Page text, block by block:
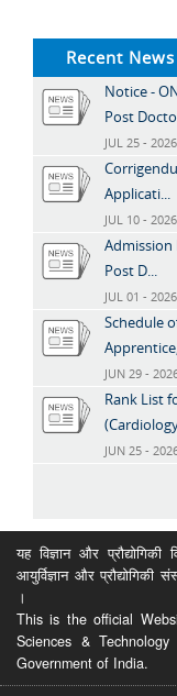
Recent News
Notice -
Post
JUL 25 - 2026
Applicati...
JUL 10 - 2026
Admission
Post D...
JUL 01 - 2026
Schedule
JUN 29 -
Rank List
JUN 25 -
यह विज्ञान और
आयुर्विज्ञान और
।
This is the official
Sciences &
Government of India.